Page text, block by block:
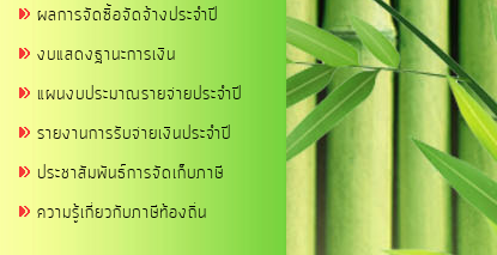
ผลการจัดซื้อจัดจ้างประจำปี
งบแสดงฐานะการเงิน
แผนงบประมาณรายจ่ายประจำปี
รายงานการรับจ่ายเงินประจำปี
ประชาสัมพันธ์การจัดเก็บภาษี
ความรู้เกี่ยวกับภาษีท้องถิ่น